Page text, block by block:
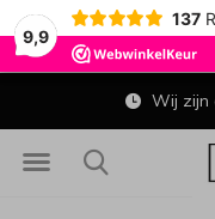
9,9
137
Wij zijn